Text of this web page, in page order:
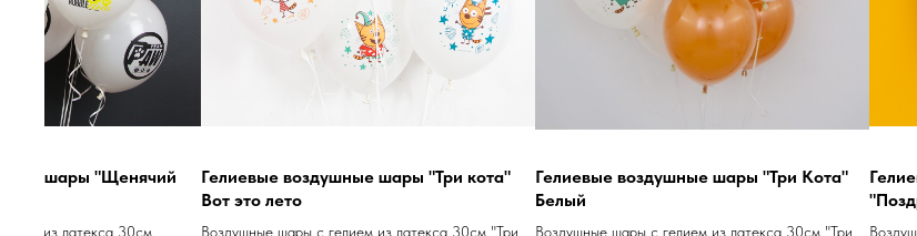
шары "Три кота"
из латекса 30см "Три
Гелиевые воздушные шары "Три Кота"
Белый
Воздушные шары с гелием из латекса 30см "Три
Гелиевые воздушные шары
"Поздравмяу"
Воздушные шары с гелием из латекса 30см